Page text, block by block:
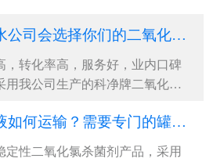
为什么自来水公司会选择你们的二氧化氯杀菌剂？
，转化率高，服务好，业内口碑
用我公司生产的科净牌二氧化氯
二氧化氯溶液如何运输？需要专门的罐车吗？
定性二氧化氯杀菌剂产品，采用